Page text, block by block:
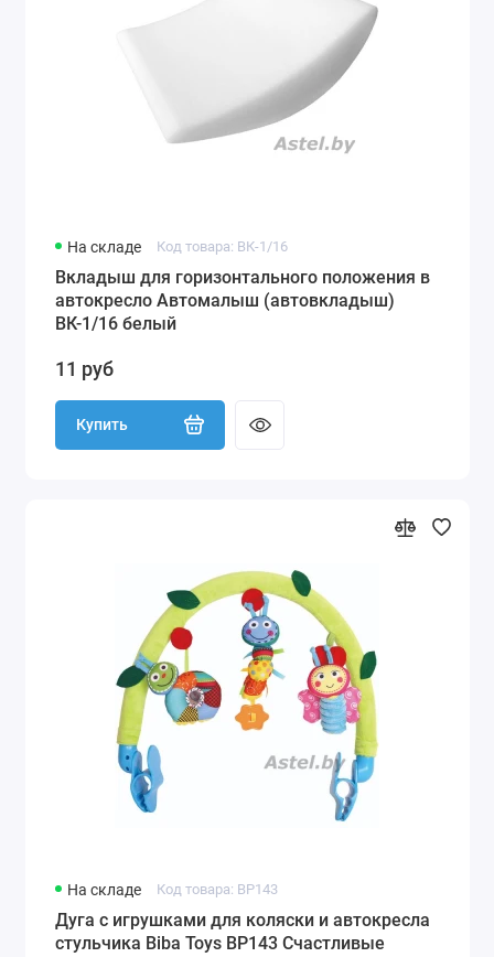
На складе Код товара: ВК-1/16
Вкладыш для горизонтального положения в
автокресло Автомалыш (автовкладыш)
ВК-1/16 белый
11 руб
Купить
На складе Код товара: BP143
Дуга с игрушками для коляски и автокресла
стульчика Biba Toys BP143 Счастливые